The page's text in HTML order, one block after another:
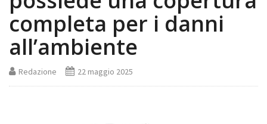
completa per i danni
all’ambiente
Redazione 22 maggio 2025